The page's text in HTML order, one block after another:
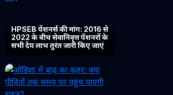
HPSEB पेंशनर्स की मांग: 2016 से
2022 के बीच सेवानिवृत्त पेंशनरों के
सभी देय लाभ तुरंत जारी किए जाएं